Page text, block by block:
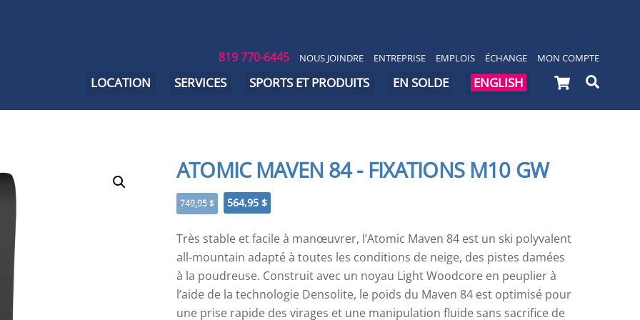
819 770-6445 NOUS JOINDRE ENTREPRISE EMPLOIS ÉCHANGE MON COMPTE
Cart
LOCATION SERVICES SPORTS ET PRODUITS EN SOLDE ENGLISH
ATOMIC MAVEN 84 - FIXATIONS M10 GW
749,95$
Le
prix
initial
était :
749,95 $.
564,95 $
prix
actuel
est :
564,95 $.
Très stable et facile à manœuvrer, l’Atomic Maven 84 est un ski polyvalent
all-mountain adapté à toutes les conditions de neige, des pistes damées
à la poudreuse. Construit avec un noyau Light Woodcore en peuplier à
l’aide de la technologie Densolite, le poids du Maven 84 est optimisé pour
une prise rapide des virages et une manipulation fluide sans sacrifice de